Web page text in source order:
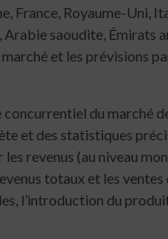
Royaume-Uni,
saoudite, Émirats
et les prévisions
du marché
et des statistiques
revenus (au niveau
totaux et les ventes
l’introduction du